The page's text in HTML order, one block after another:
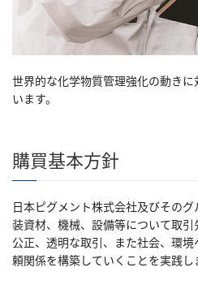
世界的な化学物質管理強化の動き
います。
購買基本方針
日本ピグメント株式会社及びその
装資材、機械、設備等について取
公正、透明な取引、また社会、環
頼関係を構築していくことを実践し